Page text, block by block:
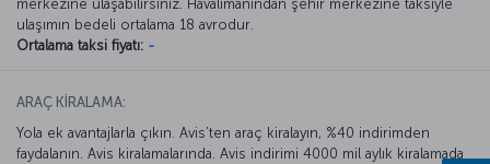
merkezine ulaşabilirsiniz. Havalimanından şehir merkezine taksiyle
ulaşımın bedeli ortalama 18 avrodur.
Ortalama taksi fiyatı: -
ARAÇ KİRALAMA:
Yola ek avantajlarla çıkın. Avis’ten araç kiralayın, %40 indirimden
faydalanın. Avis kiralamalarında. Avis indirimi 4000 mil aylık kiralamada